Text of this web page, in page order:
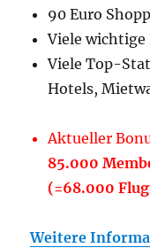
90 Euro
Viele
Viele Top-
Hotels,
Aktueller
85.000
(=68.000
Weitere